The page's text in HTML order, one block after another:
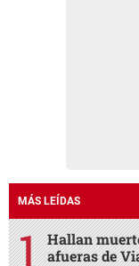
MÁS LEÍDAS
Hallan
afueras de